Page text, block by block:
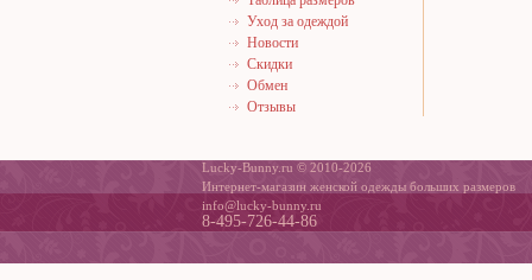
Уход за одеждой
Новости
Скидки
Обмен
Отзывы
Lucky-Bunny.ru © 2010-2026
Интернет-магазин женской одежды больших размеров
info@lucky-bunny.ru
8-495-726-44-86